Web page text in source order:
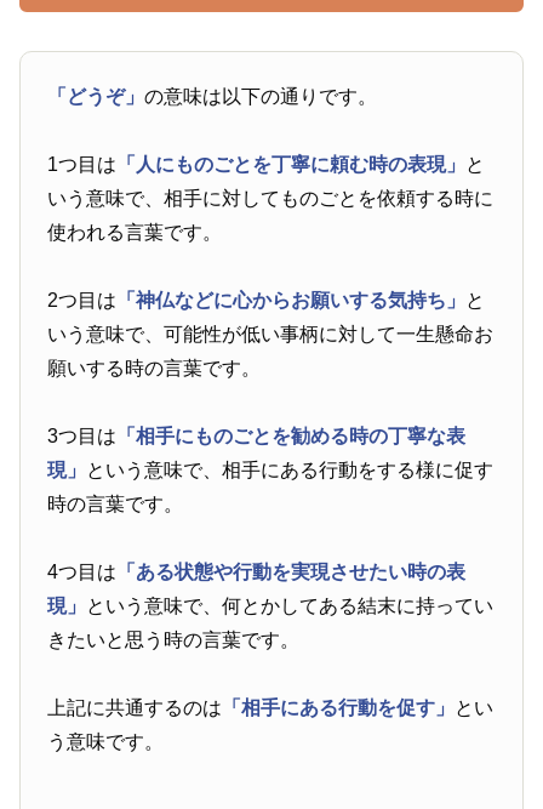
「どうぞ」の意味は以下の通りです。
1つ目は 「人にものごとを丁寧に頼む時の表現」 と
いう意味で、相手に対してものごとを依頼する時に
使われる言葉です。
2つ目は 「神仏などに心からお願いする気持ち」 と
いう意味で、可能性が低い事柄に対して一生懸命お
願いする時の言葉です。
3つ目は 「相手にものごとを勧める時の丁寧な表
現」 という意味で、相手にある行動をする様に促す
時の言葉です。
4つ目は 「ある状態や行動を実現させたい時の表
現」 という意味で、何とかしてある結末に持ってい
きたいと思う時の言葉です。
上記に共通するのは 「相手にある行動を促す」 とい
う意味です。